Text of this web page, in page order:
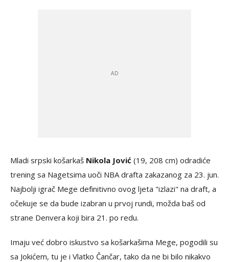
Mladi srpski košarkaš Nikola Jović (19, 208 cm) odradiće
trening sa Nagetsima uoči NBA drafta zakazanog za 23. jun.
Najbolji igrač Mege definitivno ovog ljeta "izlazi" na draft, a
očekuje se da bude izabran u prvoj rundi, možda baš od
strane Denvera koji bira 21. po redu.
Imaju već dobro iskustvo sa košarkašima Mege, pogodili su
sa Jokićem, tu je i Vlatko Čančar, tako da ne bi bilo nikakvo